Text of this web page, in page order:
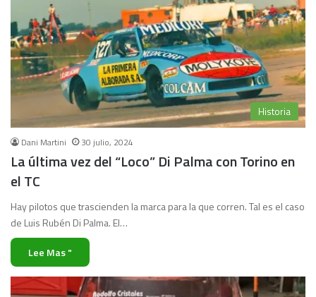
Historia
Dani Martini 30 julio, 2024
La última vez del “Loco” Di Palma con Torino en
el TC
Hay pilotos que trascienden la marca para la que corren. Tal es el caso
de Luis Rubén Di Palma. El…
Lee Mas "